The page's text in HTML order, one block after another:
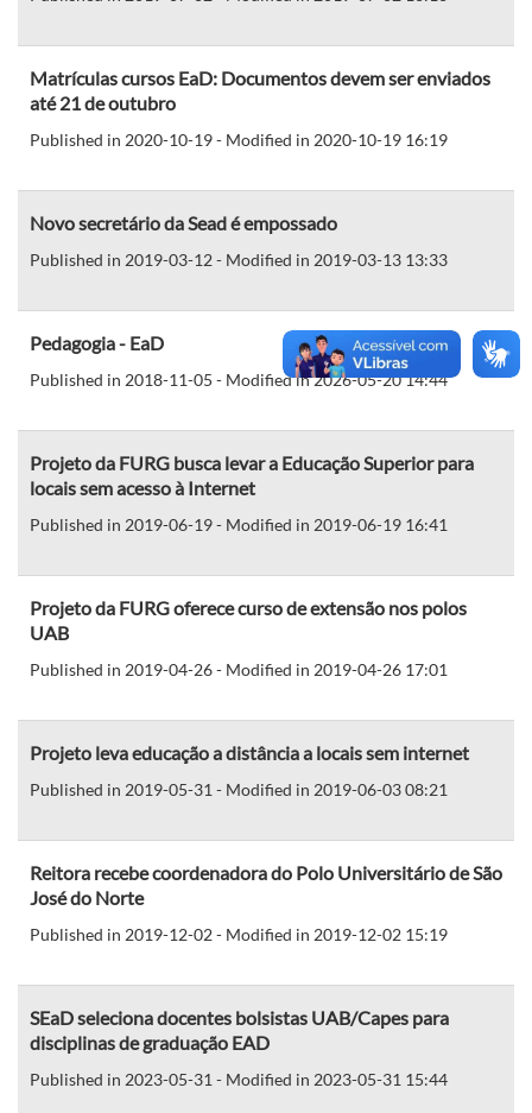
Matrículas cursos EaD: Documentos devem ser enviados
até 21 de outubro
Published in 2020-10-19 - Modified in 2020-10-19 16:19
Novo secretário da Sead é empossado
Published in 2019-03-12 - Modified in 2019-03-13 13:33
Pedagogia - EaD
Published in 2018-11-05 - Modified in 2026-05-20 14:44
Projeto da FURG busca levar a Educação Superior para
locais sem acesso à Internet
Published in 2019-06-19 - Modified in 2019-06-19 16:41
Projeto da FURG oferece curso de extensão nos polos
UAB
Published in 2019-04-26 - Modified in 2019-04-26 17:01
Projeto leva educação a distância a locais sem internet
Published in 2019-05-31 - Modified in 2019-06-03 08:21
Reitora recebe coordenadora do Polo Universitário de São
José do Norte
Published in 2019-12-02 - Modified in 2019-12-02 15:19
SEaD seleciona docentes bolsistas UAB/Capes para
disciplinas de graduação EAD
Published in 2023-05-31 - Modified in 2023-05-31 15:44